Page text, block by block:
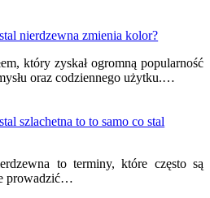
nierdzewna zmienia kolor?
który zyskał ogromną popularność
oraz codziennego użytku.…
szlachetna to to samo co stal
to terminy, które często są
prowadzić…